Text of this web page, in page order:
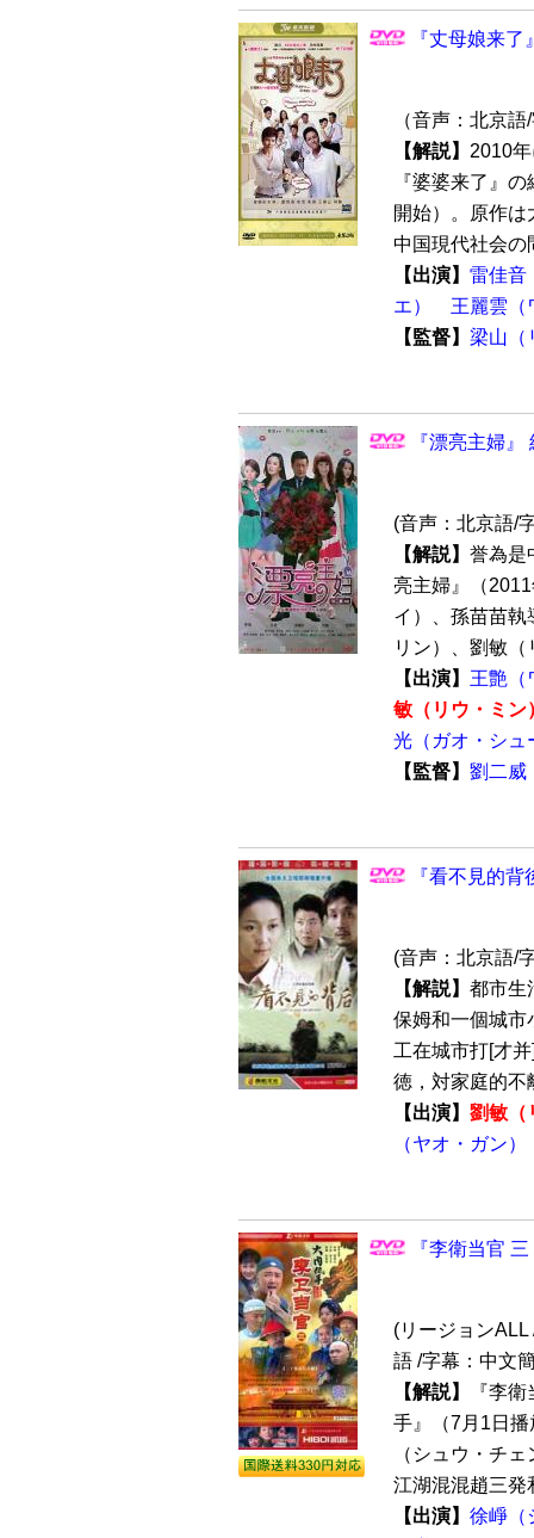
『丈母娘来
（音声：北京
【解説】 2010
『婆婆来了』
開始）。原作
中国現代社会の
【出演】 雷佳音
エ）
王麗雲（
【監督】 梁山（
『漂亮主婦
(音声：北京語/
【解説】 誉為是
亮主婦』（
イ）、孫苗苗執
リン）、劉敏
【出演】 王艶（
敏（リウ・ミン
光（ガオ・シュ
【監督】 劉二威
『看不見的
(音声：北京語/
【解説】 都市生
保姆和一個城市
工在城市打[才
徳，対家庭的不
【出演】 劉敏（
（ヤオ・ガン）
『李衛当官
(リージョン
語 /字幕：中文
【解説】
『李
手』（7月1日
（シュウ・チ
江湖混混趙三発
【出演】 徐崢（